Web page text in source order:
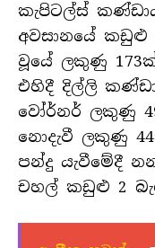
කැපිටල්ස්
අවසානයේ කඩුළු
වූයේ ලකුණු
එහිදී දිල්ලි
වෝර්නර් ලකුණු
නොදැවී ලකුණු
පන්දු යැවීමේදී
චහල් කඩුළු 2